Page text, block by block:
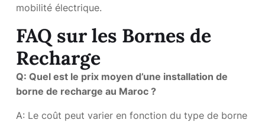
mobilité électrique.
FAQ sur les Bornes de
Recharge
Q: Quel est le prix moyen d’une installation de
borne de recharge au Maroc ?
A: Le coût peut varier en fonction du type de borne